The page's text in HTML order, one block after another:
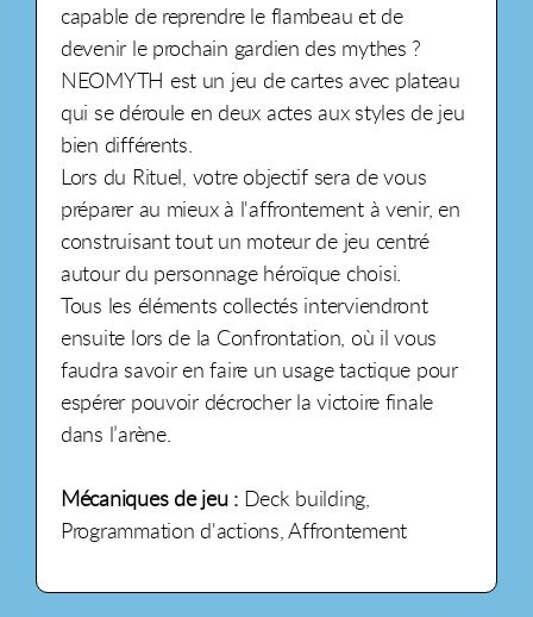
capable de reprendre le flambeau et de
devenir le prochain gardien des mythes ?
NEOMYTH est un jeu de cartes avec plateau
qui se déroule en deux actes aux styles de jeu
bien différents.
Lors du Rituel, votre objectif sera de vous
préparer au mieux à l'affrontement à venir, en
construisant tout un moteur de jeu centré
autour du personnage héroïque choisi.
Tous les éléments collectés interviendront
ensuite lors de la Confrontation, où il vous
faudra savoir en faire un usage tactique pour
espérer pouvoir décrocher la victoire finale
dans l’arène.
Mécaniques de jeu : Deck building,
Programmation d'actions, Affrontement